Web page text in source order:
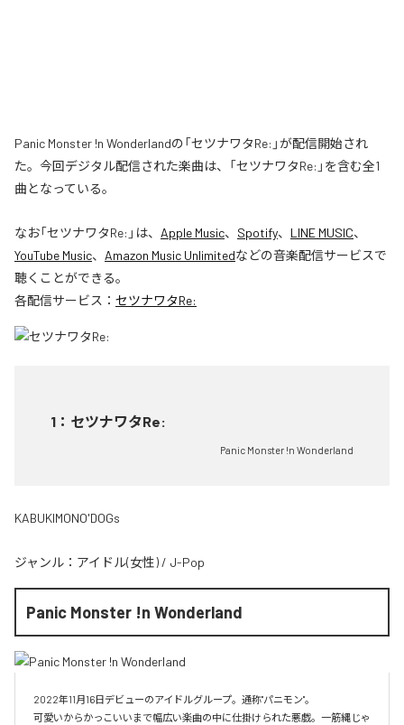
Panic Monster !n Wonderlandの「セツナワタRe:」が配信開始され
た。今回デジタル配信された楽曲は、「セツナワタRe:」を含む全1
曲となっている。
なお「セツナワタRe: 」は、 Apple Music、 Spotify、 LINE MUSIC、
YouTube Music、 Amazon Music Unlimitedなどの音楽配信サービスで
聴くことができる。
各配信サービス： セツナワタRe:
1 ： セツナワタRe:
Panic Monster !n Wonderland
KABUKIMONO'DOGs
ジャンル： アイドル(女性) / J-Pop
Panic Monster !n Wonderland
2022年11月16日デビューのアイドルグループ。通称"パニモン"。
可愛いからかっこいいまで幅広い楽曲の中に仕掛けられた悪戯。一筋縄じゃ